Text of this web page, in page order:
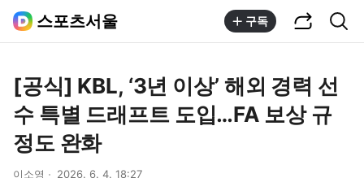
스포츠서울 구독
[공식] KBL, ‘3년 이상’ 해외 경력 선
수 특별 드래프트 도입…FA 보상 규
정도 완화
이소영 2026. 6. 4. 18:27